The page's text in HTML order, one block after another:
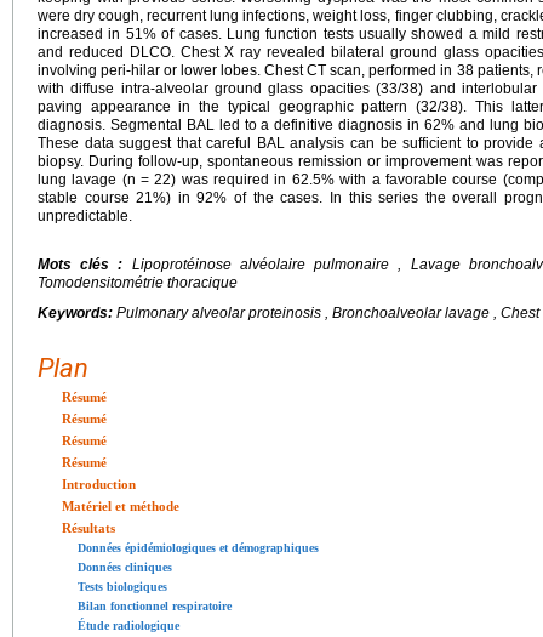
were dry cough, recurrent lung infections, weight loss, finger clubbing,
increased in 51% of cases. Lung function tests usually showed a mild
and reduced DLCO. Chest X ray revealed bilateral ground glass
involving peri-hilar or lower lobes. Chest CT scan, performed in 38 patients,
with diffuse intra-alveolar ground glass opacities (33/38) and
paving appearance in the typical geographic pattern (32/38). This
diagnosis. Segmental BAL led to a definitive diagnosis in 62% and lung
These data suggest that careful BAL analysis can be sufficient to
biopsy. During follow-up, spontaneous remission or improvement was
lung lavage (n = 22) was required in 62.5% with a favorable course
stable course 21%) in 92% of the cases. In this series the overall
unpredictable.
Mots clés : Lipoprotéinose alvéolaire pulmonaire , Lavage
Tomodensitométrie thoracique
Keywords: Pulmonary alveolar proteinosis , Bronchoalveolar lavage ,
Plan
Résumé
Résumé
Résumé
Résumé
Introduction
Matériel et méthode
Résultats
Données épidémiologiques et démographiques
Données cliniques
Tests biologiques
Bilan fonctionnel respiratoire
Étude radiologique